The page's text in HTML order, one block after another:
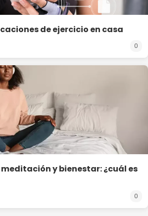
de ejercicio en casa
0
y bienestar: ¿cuál es
0